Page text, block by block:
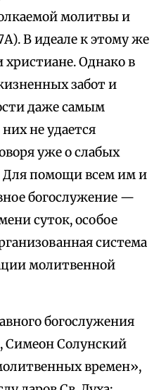
молитвы и
В идеале к этому же
Однако в
забот и
даже самым
не удается
уже о слабых
Для помощи всем им и
богослужение —
суток, особое
система
молитвенной
богослужения
Симеон Солунский
времен»,